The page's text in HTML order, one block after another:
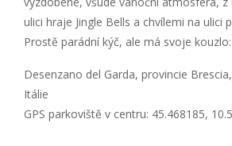
ulici hraje Jingle Bells a chvílemi na ulici
Prostě parádní kýč, ale má svoje
Desenzano del Garda, provincie
Itálie
GPS parkoviště v centru: 45.468185,